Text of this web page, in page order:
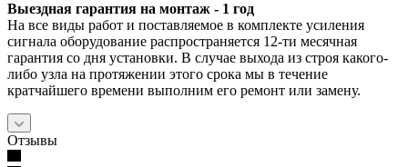
Выездная гарантия на монтаж - 1 год
На все виды работ и поставляемое в комплекте усиления
сигнала оборудование распространяется 12-ти месячная
гарантия со дня установки. В случае выхода из строя какого-
либо узла на протяжении этого срока мы в течение
кратчайшего времени выполним его ремонт или замену.
Отзывы